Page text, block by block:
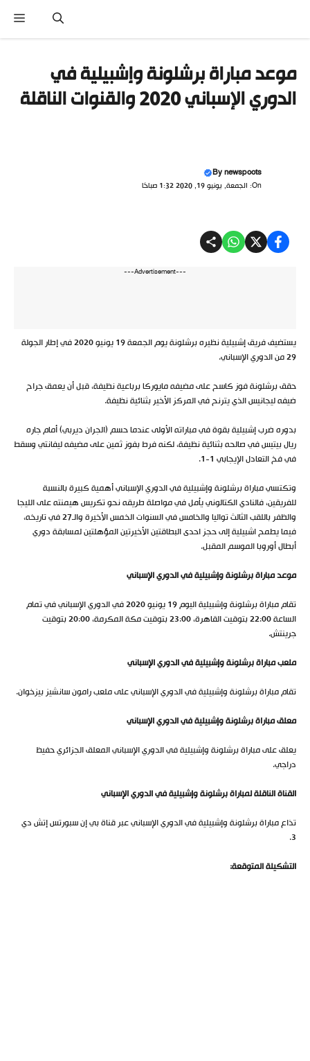
المحتوى
موعد مباراة برشلونة وإشبيلية في
الدوري الإسباني 2020 والقنوات الناقلة
Bynewspoots
On: الجمعة, يونيو 19, 2020 1:32 صباحًا
---Advertisement---
يستضيف فريق إشبيلية نظيره برشلونة يوم الجمعة 19 يونيو 2020 في إطار الجولة
29 من الدوري الإسباني.
حقق برشلونة فوز كاسح على مضيفه مايوركا برباعية نظيفة، قبل أن يعمق جراح
ضيفه ليجانيس الذي يترنح في المركز الأخير بثنائية نظيفة.
بدوره ضرب إشبيلية بقوة في مباراته الأولى عندما حسم (الجران ديربي) أمام جاره
ريال بيتيس في صالحه بثنائية نظيفة، لكنه فرط بفوز ثمين على مضيفه ليفانتي وسقط
في فخ التعادل الإيجابي 1-1.
وتكتسي مباراة برشلونة وإشبيلية في الدوري الإسباني أهمية كبيرة بالنسبة
للفريقين، فالنادي الكتالوني يأمل في مواصلة طريقه نحو تكريس هيمنته على الليجا
والظفر باللقب الثالث تواليا والخامس في السنوات الخمس الأخيرة والـ27 في تاريخه،
فيما يطمح اشبيلية إلى حجز احدى البطاقتين الأخيرتين المؤهلتين لمسابقة دوري
أبطال أوروبا الموسم المقبل.
موعد مباراة برشلونة وإشبيلية في الدوري الإسباني
تقام مباراة برشلونة وإشبيلية اليوم 19 يونيو 2020 في الدوري الإسباني في تمام
الساعة 22:00 بتوقيت القاهرة، 23:00 بتوقيت مكة المكرمة، 20:00 بتوقيت
جرينتش.
ملعب مباراة برشلونة وإشبيلية في الدوري الإسباني
تقام مباراة برشلونة وإشبيلية في الدوري الإسباني على ملعب رامون سانشيز بيزخوان.
معلق مباراة برشلونة وإشبيلية في الدوري الإسباني
يعلق على مباراة برشلونة وإشبيلية في الدوري الإسباني المعلق الجزائري حفيظ
دراجي.
القناة الناقلة لمباراة برشلونة وإشبيلية في الدوري الإسباني
تذاع مباراة برشلونة وإشبيلية في الدوري الإسباني عبر قناة بي إن سبورتس إتش دي
3.
التشكيلة المتوقعة: